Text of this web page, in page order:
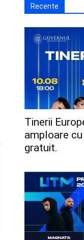
Recente
Tinerii
amploare
gratuit.